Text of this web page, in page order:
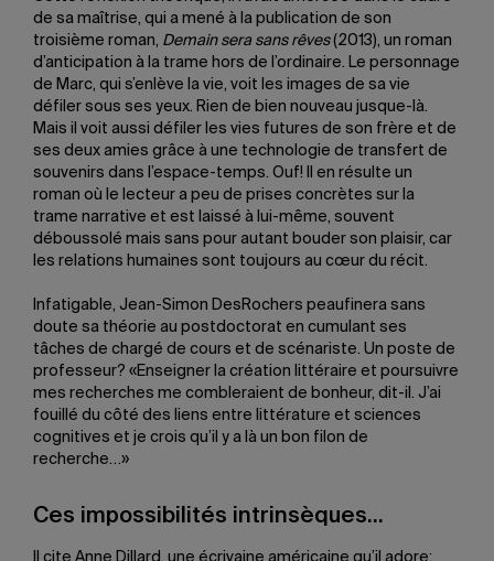
de sa maîtrise, qui a mené à la publication de son
troisième roman, Demain sera sans rêves(2013), un roman
d’anticipation à la trame hors de l’ordinaire. Le personnage
de Marc, qui s’enlève la vie, voit les images de sa vie
défiler sous ses yeux. Rien de bien nouveau jusque-là.
Mais il voit aussi défiler les vies futures de son frère et de
ses deux amies grâce à une technologie de transfert de
souvenirs dans l’espace-temps. Ouf! Il en résulte un
roman où le lecteur a peu de prises concrètes sur la
trame narrative et est laissé à lui-même, souvent
déboussolé mais sans pour autant bouder son plaisir, car
les relations humaines sont toujours au cœur du récit.
Infatigable, Jean-Simon DesRochers peaufinera sans
doute sa théorie au postdoctorat en cumulant ses
tâches de chargé de cours et de scénariste. Un poste de
professeur? «Enseigner la création littéraire et poursuivre
mes recherches me combleraient de bonheur, dit-il. J’ai
fouillé du côté des liens entre littérature et sciences
cognitives et je crois qu’il y a là un bon filon de
recherche…»
Ces impossibilités intrinsèques…
Il cite Anne Dillard, une écrivaine américaine qu’il adore: